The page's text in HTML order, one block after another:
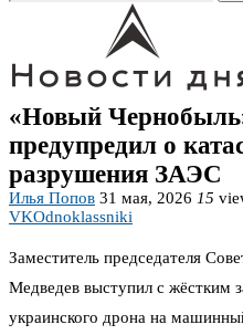
«Новый
предупредил о
разрушения ЗАЭС
Илья Попов 31 мая, 2026 15
VKOdnoklassniki
Заместитель председателя
Медведев выступил с жёстким
украинского дрона на